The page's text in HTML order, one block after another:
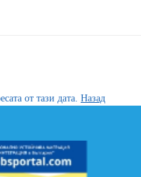
от тази дата. Назад